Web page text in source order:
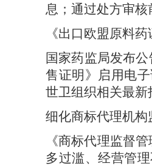
息；通过处方审
《出口欧盟原料
国家药监局发布公
售证明》启用电
世卫组织相关最
细化商标代理机构
《商标代理监督
多过滥、经营管